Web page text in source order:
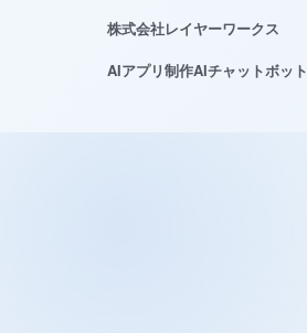
株式会社レイヤーワークス
AIアプリ制作AIチャットボット